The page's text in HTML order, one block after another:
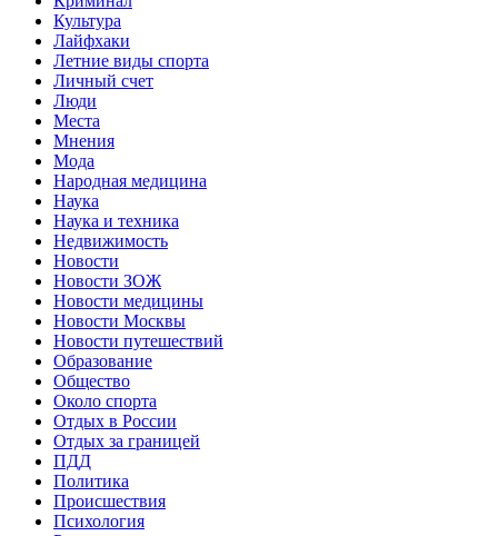
Культура
Лайфхаки
Летние виды спорта
Личный счет
Люди
Места
Мнения
Мода
Народная медицина
Наука
Наука и техника
Недвижимость
Новости
Новости ЗОЖ
Новости медицины
Новости Москвы
Новости путешествий
Образование
Общество
Около спорта
Отдых в России
Отдых за границей
ПДД
Политика
Происшествия
Психология